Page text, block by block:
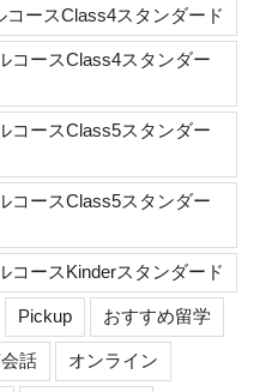
ースClass4スタンダード
コースClass4スタンダー
コースClass5スタンダー
コースClass5スタンダー
コースKinderスタンダード
Pickup おすすめ留学
話 オンライン